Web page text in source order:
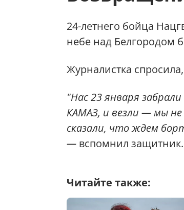
24-летнего бойца
небе над Белгородом
Журналистка
"Нас 23 января
КАМАЗ, и везли — мы не
сказали, что ждем
— вспомнил защитник.
Читайте также: